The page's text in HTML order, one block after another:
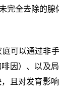
全去除的腺
可以通过非
因）、以及
且对发育影